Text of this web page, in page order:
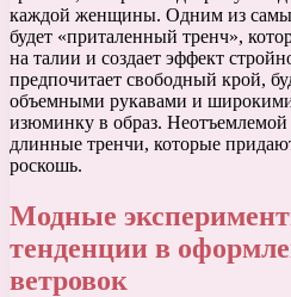
каждой женщины. Одним из
будет «приталенный тренч»,
на талии и создает эффект
предпочитает свободный крой,
объемными рукавами и
изюминку в образ. Неотъемлемой
длинные тренчи, которые
роскошь.
Модные
тенденции в
ветровок